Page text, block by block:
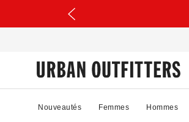
Nouveautés Femmes Hommes